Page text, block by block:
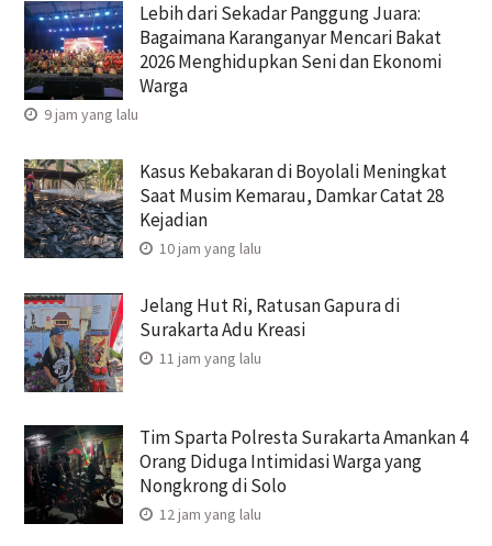
Lebih dari Sekadar Panggung Juara:
Bagaimana Karanganyar Mencari Bakat
2026 Menghidupkan Seni dan Ekonomi
Warga
9 jam yang lalu
Kasus Kebakaran di Boyolali Meningkat
Saat Musim Kemarau, Damkar Catat 28
Kejadian
10 jam yang lalu
Jelang Hut Ri, Ratusan Gapura di
Surakarta Adu Kreasi
11 jam yang lalu
Tim Sparta Polresta Surakarta Amankan 4
Orang Diduga Intimidasi Warga yang
Nongkrong di Solo
12 jam yang lalu